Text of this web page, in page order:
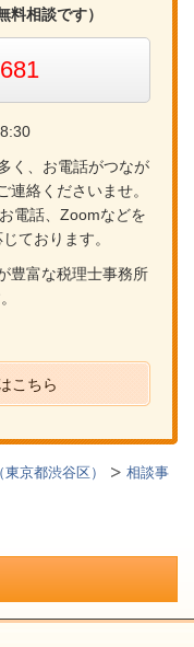
料相談です）
く、お電話がつなが
絡くださいませ。
電話、Zoomなどを
ております。
豊富な税理士事務所
こちら
京都渋谷区）
相談事